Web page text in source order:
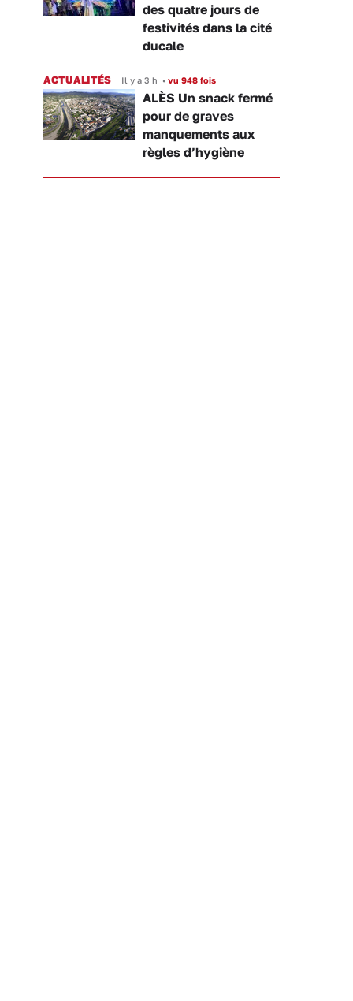
des quatre jours de
festivités dans la cité
ducale
ACTUALITÉS Il y a 3 h • vu 948 fois
ALÈS Un snack fermé
pour de graves
manquements aux
règles d’hygiène